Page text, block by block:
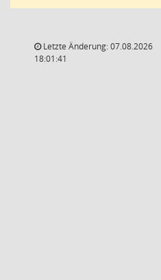
Letzte Änderung: 07.08.2026
18:01:41